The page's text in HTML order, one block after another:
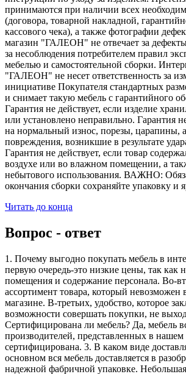
принимаются при наличии всех
(договора, товарной накладной,
кассового чека), а также фотографии
магазин "ГАЛЕОН" не отвечает за
за несоблюдения потребителем правил
мебелью и самостоятельной сборки.
"ГАЛЕОН" не несет ответственность за
инициативе Покупателя стандартных
и снимает такую мебель с гарантийного
Гарантия не действует, если изделие
или установлено неправильно. Гарантия
на нормальный износ, порезы, царапины,
повреждения, возникшие в результате
Гарантия не действует, если товар
воздухе или во влажном помещении, а
небытового использования. ВАЖНО:
окончания сборки сохраняйте упаковку
Читать до конца
Вопрос - ответ
1. Почему выгодно покупать мебель в
первую очередь-это низкие цены, так как
помещения и содержание персонала. Во-
ассортимент товара, который
магазине. В-третьих, удобство, которое
возможности совершать покупки, не
Сертифицирована ли мебель? Да, мебель
производителей, представленных в нашем
сертифицирована. 3. В каком виде
основном вся мебель доставляется в
надежной фабричной упаковке.